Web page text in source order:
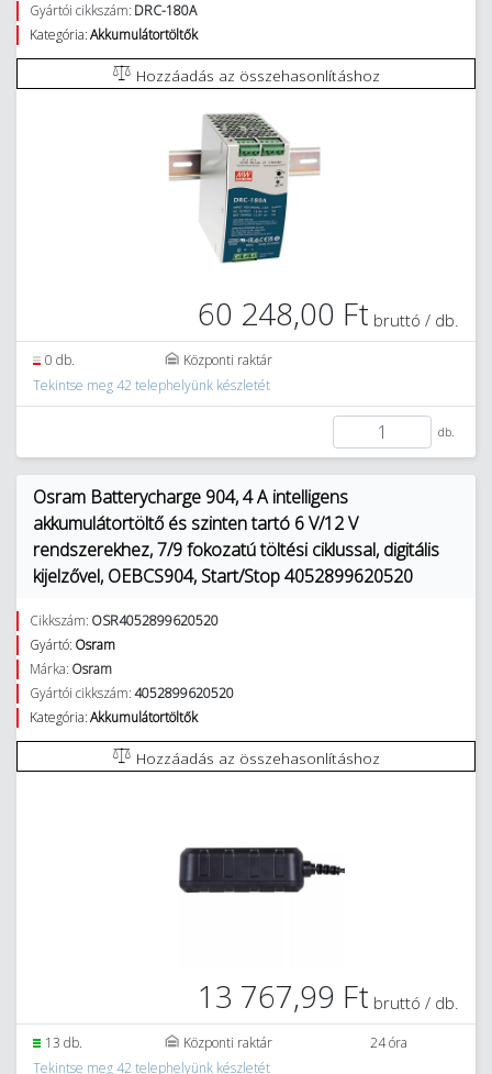
Gyártói cikkszám: DRC-180A
Kategória:Akkumulátortöltők
Hozzáadás az összehasonlításhoz
60 248,00 Ft bruttó / db.
0 db.
Központi raktár
Tekintse meg 42 telephelyünk készletét
db.
Osram Batterycharge 904, 4 A intelligens
akkumulátortöltő és szinten tartó 6 V/12 V
rendszerekhez, 7/9 fokozatú töltési ciklussal, digitális
kijelzővel, OEBCS904, Start/Stop 4052899620520
Cikkszám: OSR4052899620520
Gyártó: Osram
Márka: Osram
Gyártói cikkszám:4052899620520
Kategória:Akkumulátortöltők
Hozzáadás az összehasonlításhoz
13 767,99 Ft bruttó / db.
13 db. Központi raktár
24 óra
Tekintse meg 42 telephelyünk készletét